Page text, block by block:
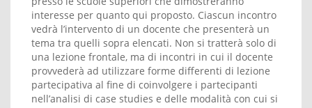
interesse per quanto qui proposto. Ciascun incontro
vedrà l’intervento di un docente che presenterà un
tema tra quelli sopra elencati. Non si tratterà solo di
una lezione frontale, ma di incontri in cui il docente
provvederà ad utilizzare forme differenti di lezione
partecipativa al fine di coinvolgere i partecipanti
nell’analisi di case studies e delle modalità con cui si